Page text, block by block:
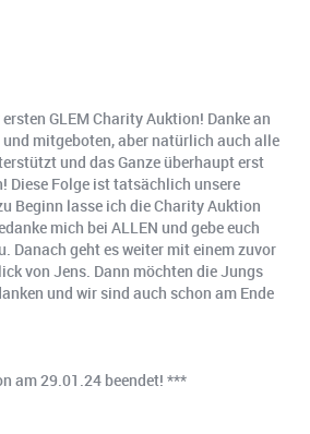
GLEM Charity Auktion! Danke an
mitgeboten, aber natürlich auch alle
und das Ganze überhaupt erst
Diese Folge ist tatsächlich unsere
Beginn lasse ich die Charity Auktion
mich bei ALLEN und gebe euch
Danach geht es weiter mit einem zuvor
von Jens. Dann möchten die Jungs
und wir sind auch schon am Ende
am 29.01.24 beendet! ***